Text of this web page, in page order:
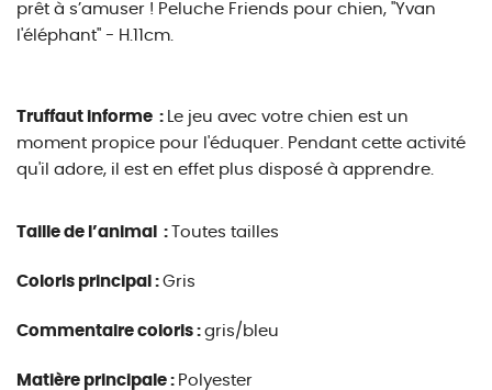
prêt à s’amuser ! Peluche Friends pour chien, "Yvan
l'éléphant" - H.11cm.
Truffaut informe : Le jeu avec votre chien est un
moment propice pour l'éduquer. Pendant cette activité
qu'il adore, il est en effet plus disposé à apprendre.
Taille de l’animal : Toutes tailles
Coloris principal : Gris
Commentaire coloris : gris/bleu
Matière principale : Polyester